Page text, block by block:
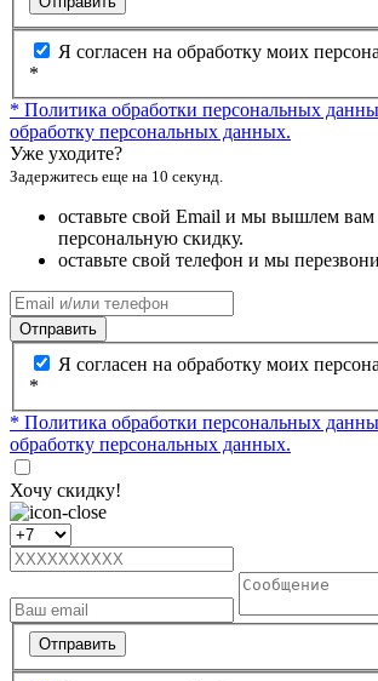
Я согласен на обработку моих
*
* Политика обработки персональных
обработку персональных данных.
Уже уходите?
Задержитесь еще на 10 секунд.
оставьте свой Email и мы вышлем
персональную скидку.
оставьте свой телефон и мы
Отправить
Я согласен на обработку моих
*
* Политика обработки персональных
обработку персональных данных.
Хочу скидку!
Отправить